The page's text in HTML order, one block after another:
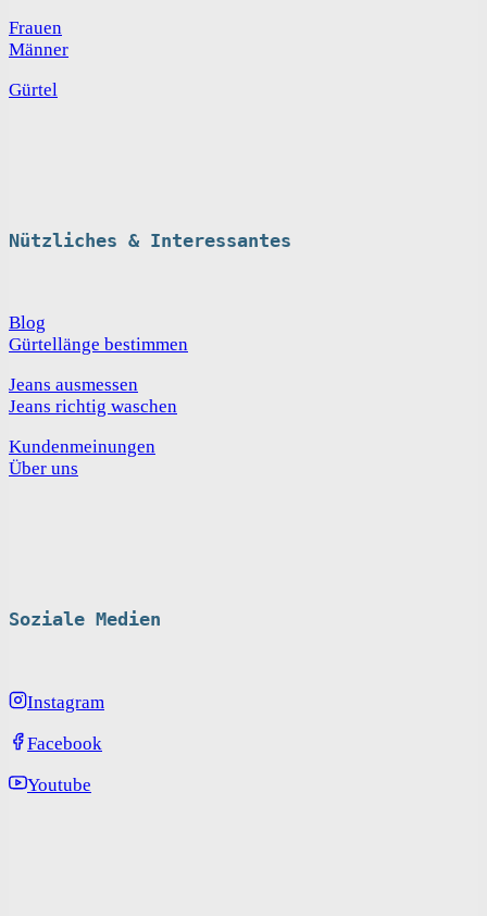
Frauen
Männer
Gürtel
Nützliches & Interessantes
Blog
Gürtellänge bestimmen
Jeans ausmessen
Jeans richtig waschen
Kundenmeinungen
Über uns
Soziale Medien
Instagram
Facebook
Youtube